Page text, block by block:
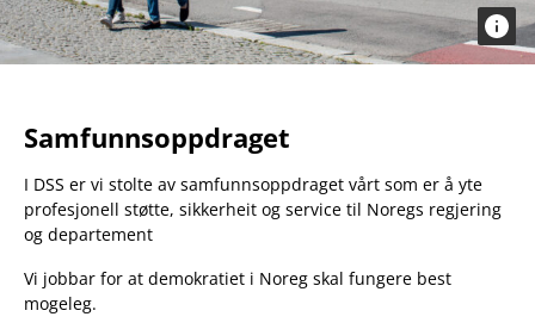
Samfunnsoppdraget
I DSS er vi stolte av samfunnsoppdraget vårt som er å yte
profesjonell støtte, sikkerheit og service til Noregs regjering
og departement
Vi jobbar for at demokratiet i Noreg skal fungere best
mogeleg.